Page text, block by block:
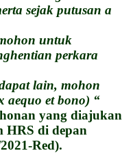
sejak putusan a
untuk
perkara
lain, mohon
aequo et bono) “
yang diajukan
HRS di depan
Red).